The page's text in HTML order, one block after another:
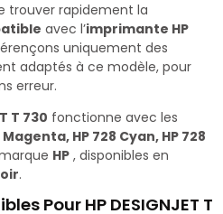
trouver rapidement la
avec l’imprimante HP
uniquement des
adaptés à ce modèle, pour
erreur.
T 730 fonctionne avec les
Magenta, HP 728 Cyan, HP 728
HP , disponibles en
.
Pour HP DESIGNJET T